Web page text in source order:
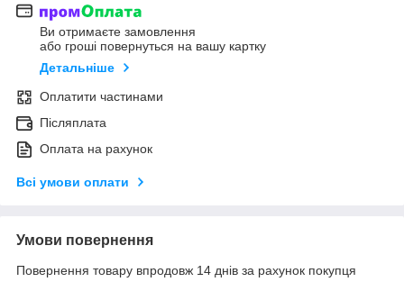
Ви отримаєте замовлення
або гроші повернуться на вашу картку
Детальніше
Оплатити частинами
Післяплата
Оплата на рахунок
Всі умови оплати
Умови повернення
Повернення товару впродовж 14 днів за рахунок покупця